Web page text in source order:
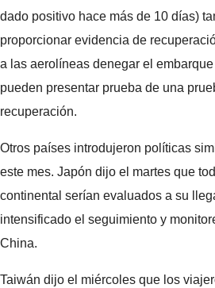
dado positivo hace más de 10 días)
proporcionar evidencia de
a las aerolíneas denegar el
pueden presentar prueba de una
recuperación.
Otros países introdujeron políticas
este mes. Japón dijo el martes que
continental serían evaluados a su
intensificado el seguimiento y
China.
Taiwán dijo el miércoles que los